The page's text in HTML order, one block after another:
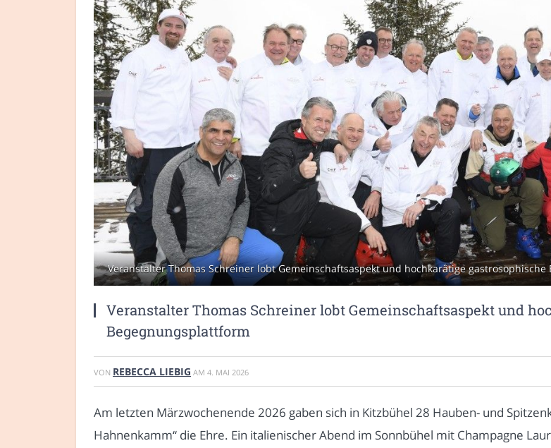
Veranstalter Thomas Schreiner lobt Gemeinschaftsaspekt und hochkarätige
Veranstalter Thomas Schreiner lobt Gemeinschaftsaspekt und
Begegnungsplattform
VON REBECCA LIEBIG AM 4. MAI 2026
Am letzten Märzwochenende 2026 gaben sich in Kitzbühel 28 Hauben- und
Hahnenkamm“ die Ehre. Ein italienischer Abend im Sonnbühel mit Champagne